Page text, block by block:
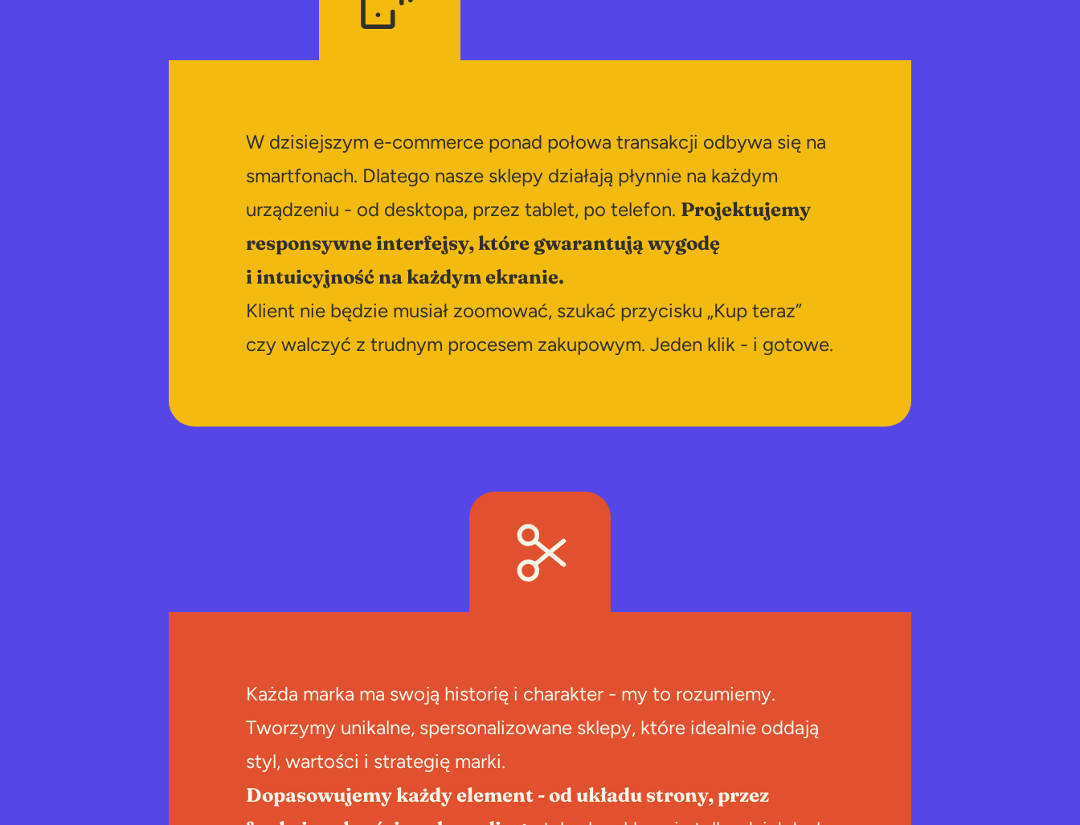
W dzisiejszym e-commerce ponad połowa transakcji odbywa się na
smartfonach. Dlatego nasze sklepy działają płynnie na każdym
urządzeniu - od desktopa, przez tablet, po telefon. Projektujemy
responsywne interfejsy, które gwarantują wygodę
i intuicyjność na każdym ekranie.
Klient nie będzie musiał zoomować, szukać przycisku „Kup teraz”
czy walczyć z trudnym procesem zakupowym. Jeden klik - i gotowe.
Każda marka ma swoją historię i charakter - my to rozumiemy.
Tworzymy unikalne, spersonalizowane sklepy, które idealnie oddają
styl, wartości i strategię marki.
Dopasowujemy każdy element - od układu strony, przez